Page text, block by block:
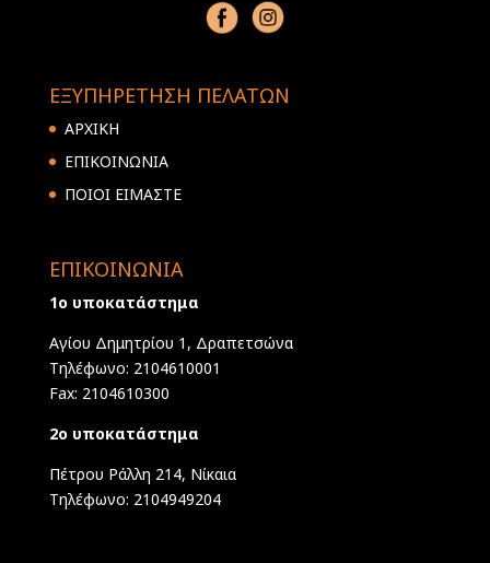
ΕΞΥΠΗΡΕΤΗΣΗ ΠΕΛΑΤΩΝ
ΑΡΧΙΚΗ
ΕΠΙΚΟΙΝΩΝΙΑ
ΠΟΙΟΙ ΕΙΜΑΣΤΕ
ΕΠΙΚΟΙΝΩΝΙΑ
1ο υποκατάστημα
Αγίου Δημητρίου 1, Δραπετσώνα
Τηλέφωνο: 2104610001
Fax: 2104610300
2ο υποκατάστημα
Πέτρου Ράλλη 214, Νίκαια
Τηλέφωνο: 2104949204